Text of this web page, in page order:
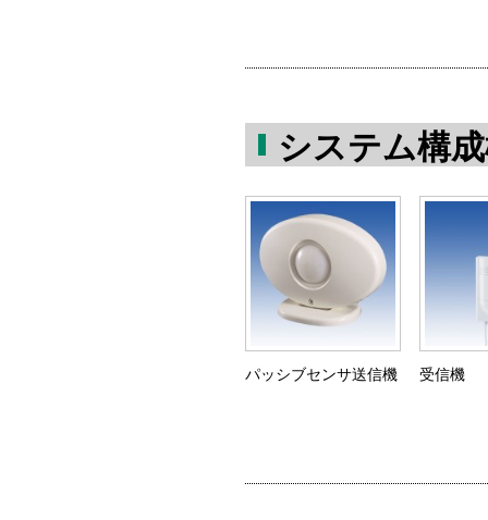
システム構
パッシブセンサ送信機 受信機